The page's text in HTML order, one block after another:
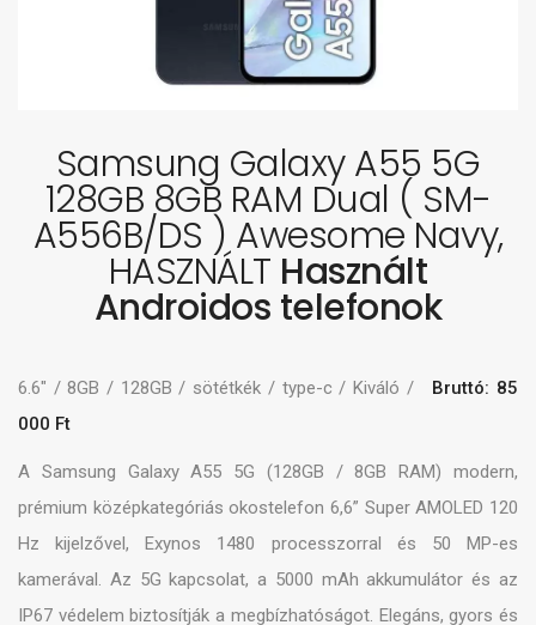
Samsung Galaxy A55 5G
128GB 8GB RAM Dual ( SM-
A556B/DS ) Awesome Navy,
HASZNÁLT Használt
Androidos telefonok
6.6" / 8GB / 128GB / sötétkék / type-c / Kiváló /
Bruttó: 85
000 Ft
A Samsung Galaxy A55 5G (128GB / 8GB RAM) modern,
prémium középkategóriás okostelefon 6,6” Super AMOLED 120
Hz kijelzővel, Exynos 1480 processzorral és 50 MP-es
kamerával. Az 5G kapcsolat, a 5000 mAh akkumulátor és az
IP67 védelem biztosítják a megbízhatóságot. Elegáns, gyors és